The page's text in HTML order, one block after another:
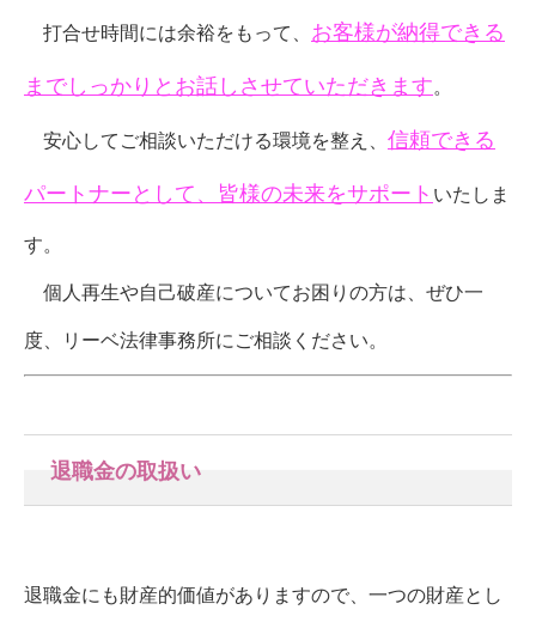
打合せ時間には余裕をもって、 お客様が納得できる
までしっかりとお話しさせていただきます。
安心してご相談いただける環境を整え、 信頼できる
パートナーとして、皆様の未来をサポート いたしま
す。
個人再生や自己破産についてお困りの方は、ぜひ一
度、リーベ法律事務所にご相談ください。
退職金の取扱い
退職金にも財産的価値がありますので、一つの財産とし